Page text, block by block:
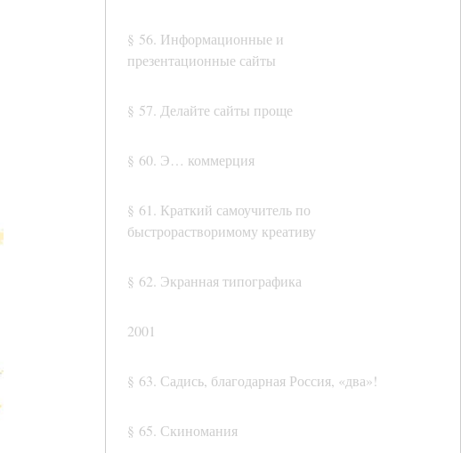
§ 56. Информационные и
презентационные сайты
§ 57. Делайте сайты проще
§ 60. Э… коммерция
§ 61. Краткий самоучитель по
быстрорастворимому креативу
§ 62. Экранная типографика
2001
§ 63. Садись, благодарная Россия, «два»!
§ 65. Скиномания